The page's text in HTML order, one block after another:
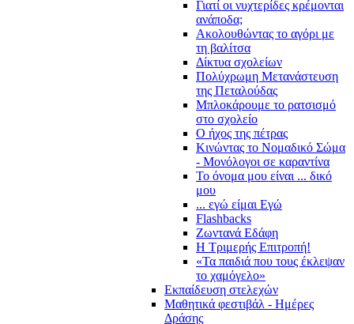
Γιατί οι νυχτερίδες κρέμονται
ανάποδα;
Ακολουθώντας το αγόρι με
τη βαλίτσα
Δίκτυα σχολείων
Πολύχρωμη Μετανάστευση
της Πεταλούδας
Μπλοκάρουμε το ρατσισμό
στο σχολείο
Ο ήχος της πέτρας
Κινώντας το Νομαδικό Σώμα
- Μονόλογοι σε καραντίνα
Το όνομα μου είναι ... δικό
μου
... εγώ είμαι Εγώ
Flashbacks
Ζωντανά Εδάφη
Η Τριμερής Επιτροπή!
«Τα παιδιά που τους έκλεψαν
το χαμόγελο»
Εκπαίδευση στελεχών
Μαθητικά φεστιβάλ - Ημέρες
Δράσης